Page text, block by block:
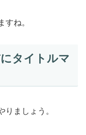
すね。
タイトルマ
りましょう。